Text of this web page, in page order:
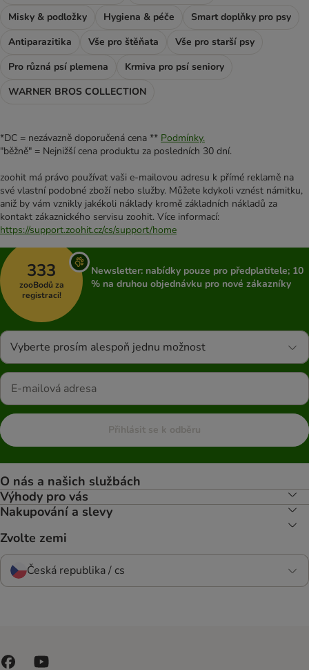
Misky & podložky
Hygiena & péče
Smart doplňky pro psy
Antiparazitika
Vše pro štěňata
Vše pro starší psy
Pro různá psí plemena
Krmiva pro psí seniory
WARNER BROS COLLECTION
*DC = nezávazně doporučená cena ** Podmínky.
"běžně" = Nejnižší cena produktu za posledních 30 dní.
zoohit má právo používat vaši e-mailovou adresu k přímé reklamě na
své vlastní podobné zboží nebo služby. Můžete kdykoli vznést námitku,
aniž by vám vznikly jakékoli náklady kromě základních nákladů za
kontakt zákaznického servisu zoohit. Více informací:
https://support.zoohit.cz/cs/support/home
333
zooBodů za
registraci!
Newsletter: nabídky pouze pro předplatitele; 10
% na druhou objednávku pro nové zákazníky
Vyberte prosím alespoň jednu možnost
Přihlásit se k odběru
O nás a našich službách
Výhody pro vás
Nakupování a slevy
Zvolte zemi
Česká republika / cs